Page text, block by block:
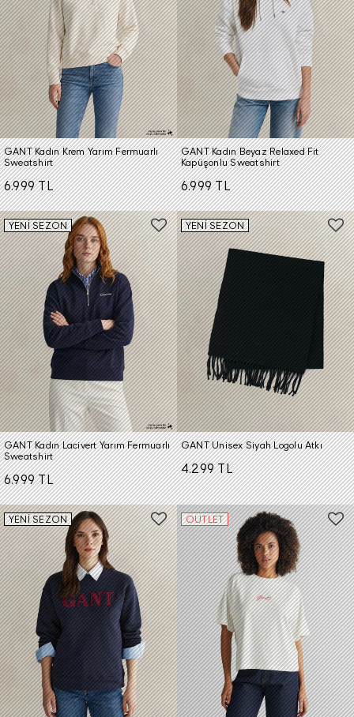
GANT Kadın Krem Yarım Fermuarlı
Sweatshirt
6.999 TL
GANT Kadın Beyaz Relaxed Fit
Kapüşonlu Sweatshirt
6.999 TL
YENİ SEZON
GANT Kadın Lacivert Yarım Fermuarlı
Sweatshirt
6.999 TL
YENİ SEZON
GANT Unisex Siyah Logolu Atkı
4.299 TL
YENİ SEZON OUTLET